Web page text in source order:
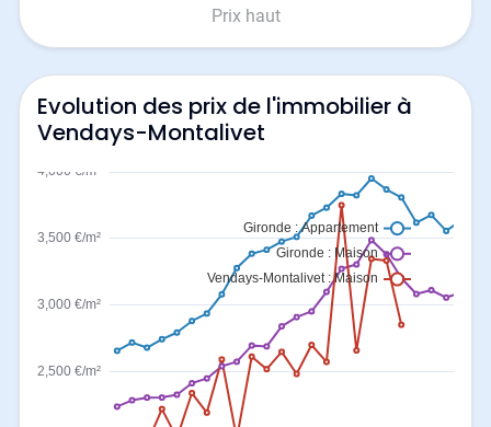
Prix haut
Evolution des prix de l'immobilier à
Vendays-Montalivet